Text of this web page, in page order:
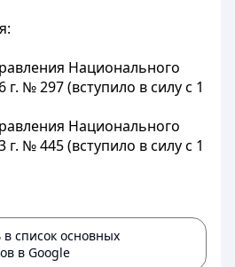
Национального
г. № 297 (вступило в силу с 1
Национального
г. № 445 (вступило в силу с 1
список основных
в Google